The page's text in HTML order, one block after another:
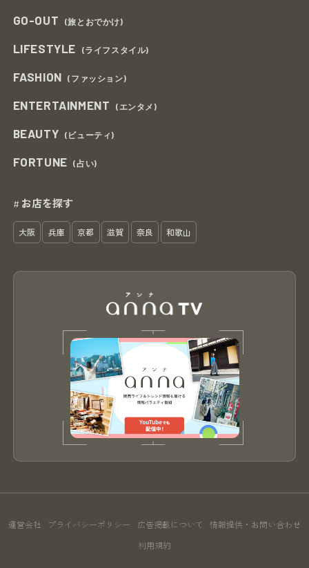
GO-OUT (旅とおでかけ)
LIFESTYLE (ライフスタイル)
FASHION (ファッション)
ENTERTAINMENT (エンタメ)
BEAUTY (ビューティ)
FORTUNE (占い)
# お店を探す
大阪 兵庫 京都 滋賀 奈良 和歌山
運営会社 プライバシーポリシー 広告掲載について 情報提供・お問い合わせ
利用規約